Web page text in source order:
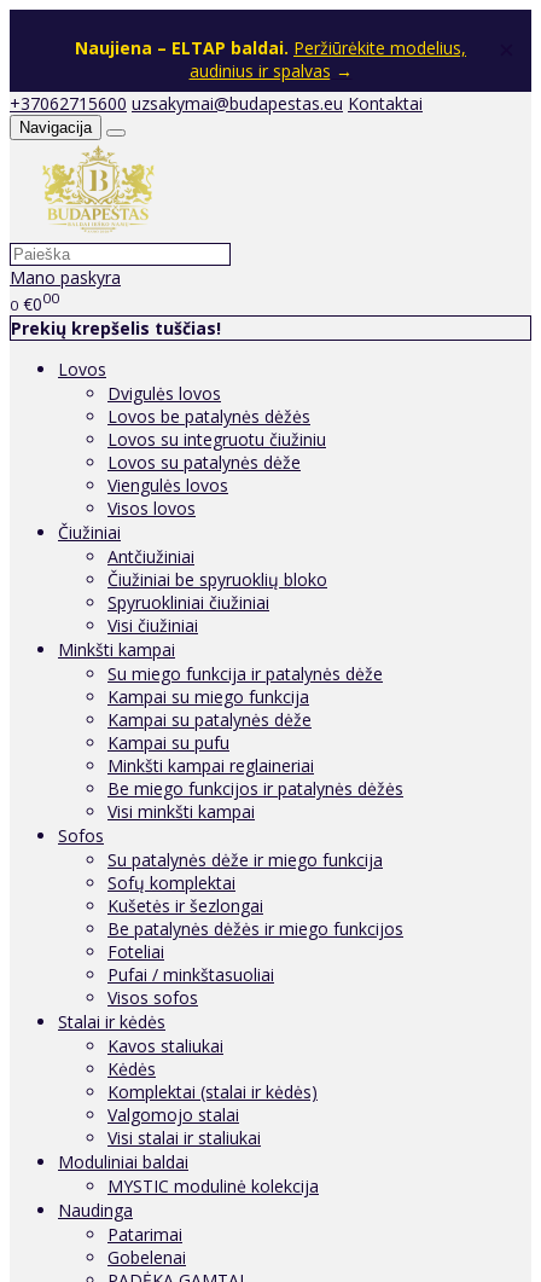
Naujiena – ELTAP baldai. Peržiūrėkite modelius,
audinius ir spalvas →
+37062715600 uzsakymai@budapestas.eu Kontaktai
Navigacija
Mano paskyra
0 €000
Prekių krepšelis tuščias!
Lovos
Dvigulės lovos
Lovos be patalynės dėžės
Lovos su integruotu čiužiniu
Lovos su patalynės dėže
Viengulės lovos
Visos lovos
Čiužiniai
Antčiužiniai
Čiužiniai be spyruoklių bloko
Spyruokliniai čiužiniai
Visi čiužiniai
Minkšti kampai
Su miego funkcija ir patalynės dėže
Kampai su miego funkcija
Kampai su patalynės dėže
Kampai su pufu
Minkšti kampai reglaineriai
Be miego funkcijos ir patalynės dėžės
Visi minkšti kampai
Sofos
Su patalynės dėže ir miego funkcija
Sofų komplektai
Kušetės ir šezlongai
Be patalynės dėžės ir miego funkcijos
Foteliai
Pufai / minkštasuoliai
Visos sofos
Stalai ir kėdės
Kavos staliukai
Kėdės
Komplektai (stalai ir kėdės)
Valgomojo stalai
Visi stalai ir staliukai
Moduliniai baldai
MYSTIC modulinė kolekcija
Naudinga
Patarimai
Gobelenai